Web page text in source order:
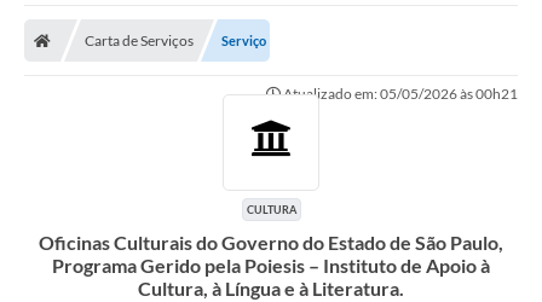
Carta de Serviços Serviço
Atualizado em: 05/05/2026 às 00h21
CULTURA
Oficinas Culturais do Governo do Estado de São Paulo,
Programa Gerido pela Poiesis – Instituto de Apoio à
Cultura, à Língua e à Literatura.